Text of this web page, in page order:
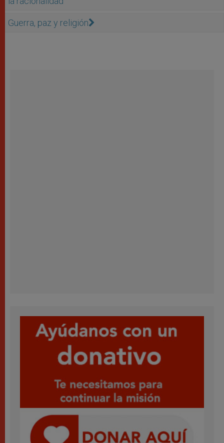
Guerra, paz y religión